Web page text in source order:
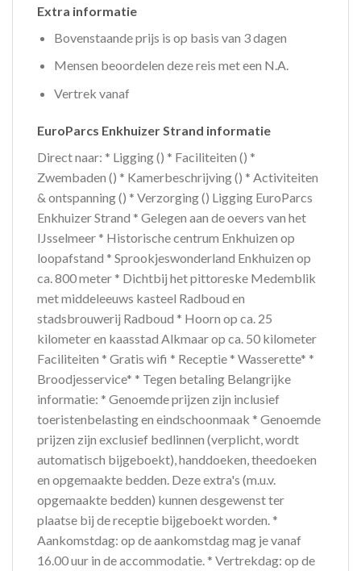
Extra informatie
Bovenstaande prijs is op basis van 3 dagen
Mensen beoordelen deze reis met een N.A.
Vertrek vanaf
EuroParcs Enkhuizer Strand informatie
Direct naar: * Ligging () * Faciliteiten () *
Zwembaden () * Kamerbeschrijving () * Activiteiten
& ontspanning () * Verzorging () Ligging EuroParcs
Enkhuizer Strand * Gelegen aan de oevers van het
IJsselmeer * Historische centrum Enkhuizen op
loopafstand * Sprookjeswonderland Enkhuizen op
ca. 800 meter * Dichtbij het pittoreske Medemblik
met middeleeuws kasteel Radboud en
stadsbrouwerij Radboud * Hoorn op ca. 25
kilometer en kaasstad Alkmaar op ca. 50 kilometer
Faciliteiten * Gratis wifi * Receptie * Wasserette* *
Broodjesservice* * Tegen betaling Belangrijke
informatie: * Genoemde prijzen zijn inclusief
toeristenbelasting en eindschoonmaak * Genoemde
prijzen zijn exclusief bedlinnen (verplicht, wordt
automatisch bijgeboekt), handdoeken, theedoeken
en opgemaakte bedden. Deze extra's (m.u.v.
opgemaakte bedden) kunnen desgewenst ter
plaatse bij de receptie bijgeboekt worden. *
Aankomstdag: op de aankomstdag mag je vanaf
16.00 uur in de accommodatie. * Vertrekdag: op de